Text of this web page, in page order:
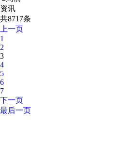
资讯
共8717条
上一页
1
2
3
4
5
6
7
下一页
最后一页